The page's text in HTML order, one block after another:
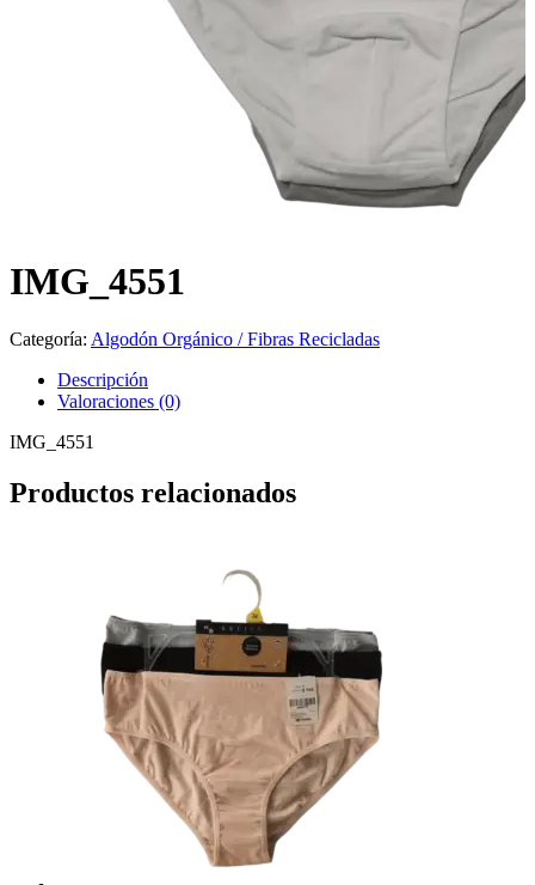
IMG_4551
Categoría: Algodón Orgánico / Fibras Recicladas
Descripción
Valoraciones (0)
IMG_4551
Productos relacionados